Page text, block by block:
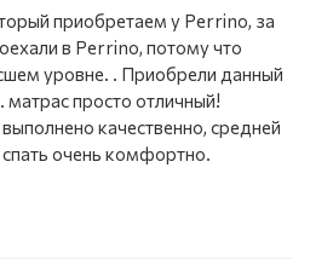
приобретаем у Perrino, за
в Perrino, потому что
уровне. . Приобрели данный
матрас просто отличный!
качественно, средней
очень комфортно.